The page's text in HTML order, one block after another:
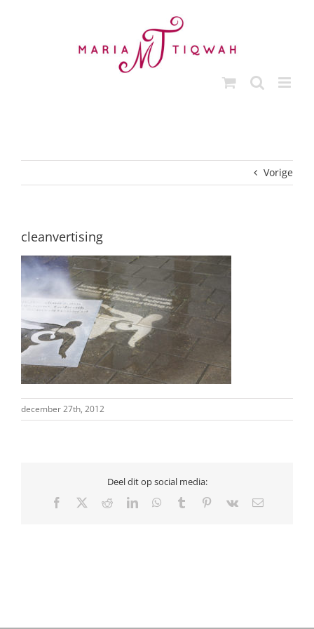
Vorige
cleanvertising
december 27th, 2012
Deel dit op social media:
Facebook RedditLinkedInWhatsApp
Tumblr Pinterest
Vk
E-